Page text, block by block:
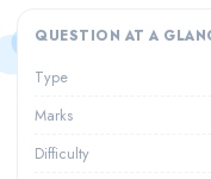
QUESTION AT A
Type
Marks
Difficulty